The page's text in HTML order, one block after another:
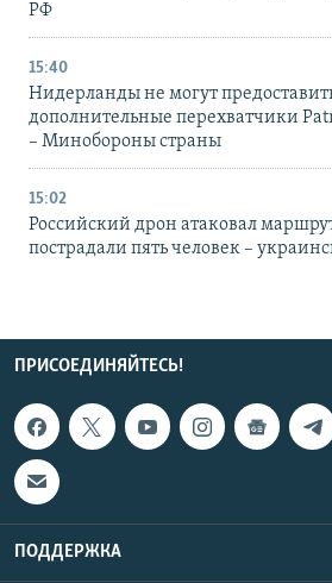
РФ
15:40
Нидерланды не могут
дополнительные перехватчики
– Минобороны страны
15:02
Российский дрон атаковал
пострадали пять человек –
ПРИСОЕДИНЯЙТЕСЬ!
ПОДДЕРЖКА